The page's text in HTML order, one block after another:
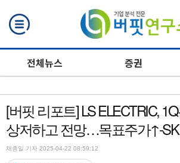
전체뉴스 증권
[버핏 리포트] LS ELECTRIC,
상저하고 전망…목표주가↑-SK
채종일 기자 2025-04-22 08:59:12